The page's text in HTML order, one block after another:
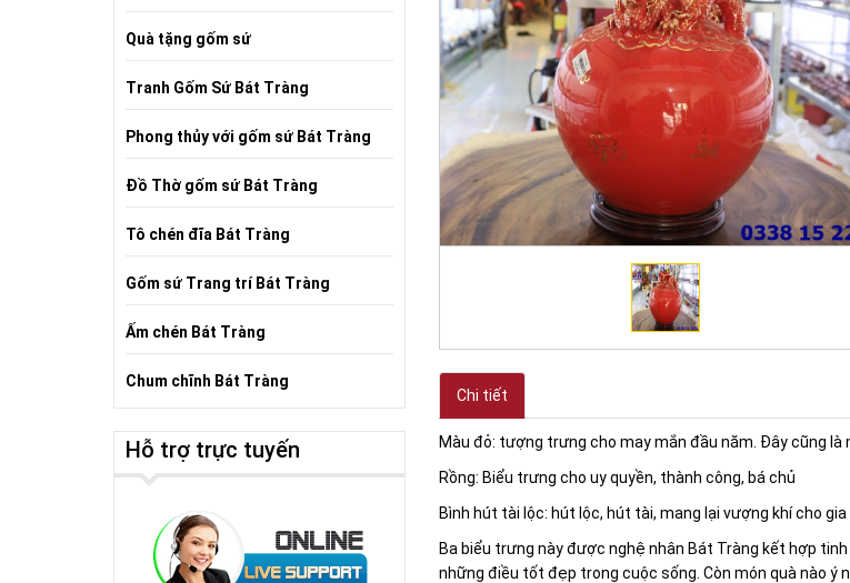
Chi tiết
Màu đỏ: tượng trưng cho may mắn đầu năm. Đây cũng là
Rồng: Biểu trưng cho uy quyền, thành công, bá chủ
Bình hút tài lộc: hút lộc, hút tài, mang lại vượng khí cho gia
Ba biểu trưng này được nghệ nhân Bát Tràng kết hợp
những điều tốt đẹp trong cuộc sống. Còn món quà nào ý
Quà tặng gốm sứ
Tranh Gốm Sứ Bát Tràng
Phong thủy với gốm sứ Bát Tràng
Đồ Thờ gốm sứ Bát Tràng
Tô chén đĩa Bát Tràng
Gốm sứ Trang trí Bát Tràng
Ấm chén Bát Tràng
Chum chĩnh Bát Tràng
Hỗ trợ trực tuyến